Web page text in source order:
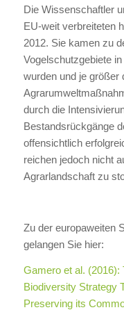
Die Wissenschaftler
EU-weit verbreiteten
2012. Sie kamen zu
Vogelschutzgebiete
wurden und je größer
durch die
Bestandsrückgänge
offensichtlich
reichen jedoch nicht
Agrarlandschaft zu
Zu der europaweiten
gelangen Sie hier:
Gamero et al. (2016):
Biodiversity Strategy
Preserving its